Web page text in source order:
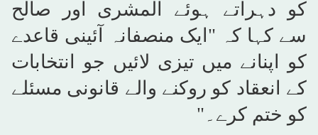
کو دہراتے ہوئے المشری اور صالح
سے کہا کہ "ایک منصفانہ آئینی قاعدے
کو اپنانے میں تیزی لائیں جو انتخابات
کے انعقاد کو روکنے والے قانونی مسئلے
کو ختم کرے۔"